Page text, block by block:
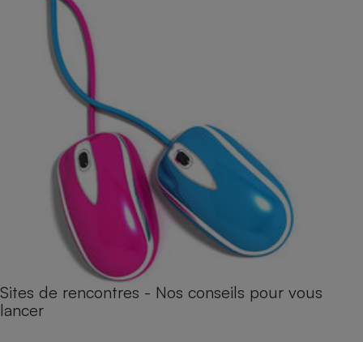
Sites de rencontres - Nos conseils pour vous
lancer